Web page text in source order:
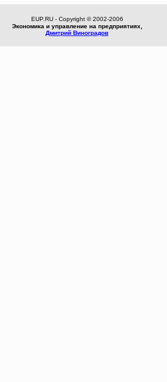
EUP.RU - Copyright © 2002-2006
Экономика и управление на предприятиях,
Дмитрий Виноградов